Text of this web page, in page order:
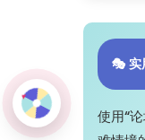
🎭 实
使用“